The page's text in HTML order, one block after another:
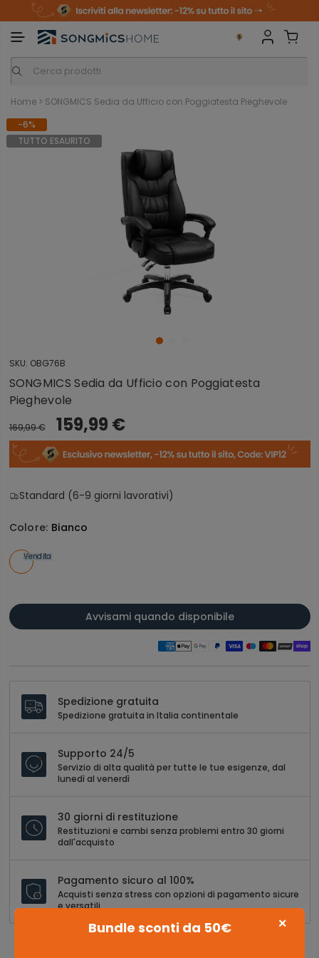
Home > SONGMICS Sedia da Ufficio con Poggiatesta Pieghevole
-6%
TUTTO ESAURITO
SKU: OBG76B
SONGMICS Sedia da Ufficio con Poggiatesta
Pieghevole
169,99 € 159,99 €
Standard (6-9 giorni lavorativi)
Colore: Bianco
Vendita
Avvisami quando disponibile
Spedizione gratuita
Spedizione gratuita in Italia continentale
Supporto 24/5
Servizio di alta qualità per tutte le tue esigenze, dal
lunedì al venerdì
30 giorni di restituzione
Restituzioni e cambi senza problemi entro 30 giorni
dall'acquisto
Pagamento sicuro al 100%
Acquisti senza stress con opzioni di pagamento sicure
e versatili
n
i
×
Bundle sconti da 50€